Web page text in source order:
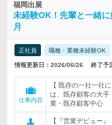
福岡出展
未経験OK！先輩と一緒
月
正社員 職種・業種未経験OK
情報更新日：2026/06/26 終了予
仕事内容
【 既存の一社一社
は、既存顧客の大
業・既存顧客中心
【『営業デビュー